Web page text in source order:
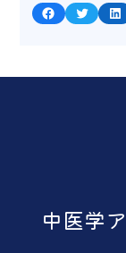
Facebook Twitter LinkedIn
中医学